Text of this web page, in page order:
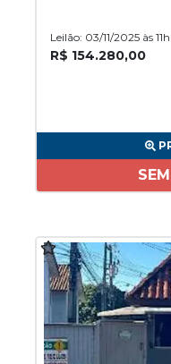
Leilão: 03/11/2025 às
R$ 154.280,00